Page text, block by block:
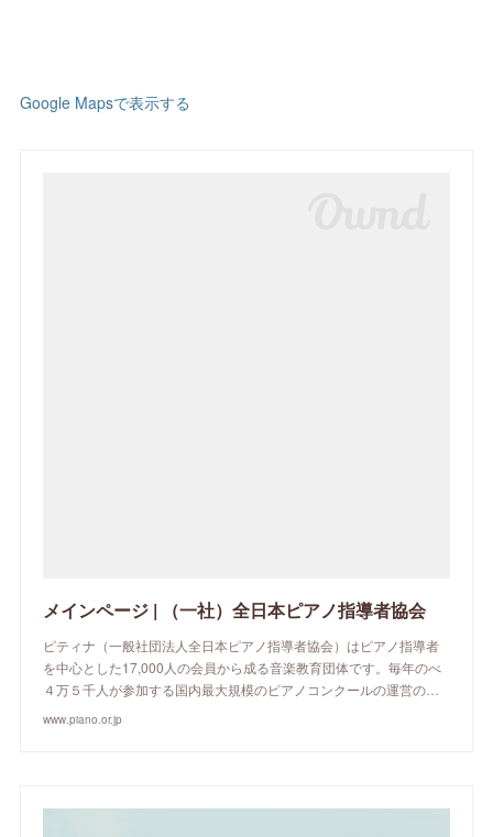
Google Mapsで表示する
メインページ | （一社）全日本ピアノ指導者協会
ピティナ（一般社団法人全日本ピアノ指導者協会）はピアノ指導者
を中心とした17,000人の会員から成る音楽教育団体です。毎年のべ
４万５千人が参加する国内最大規模のピアノコンクールの運営の…
www.piano.or.jp